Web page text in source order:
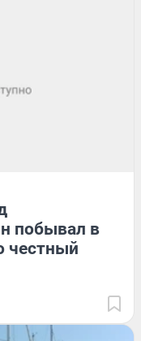
побывал в
честный